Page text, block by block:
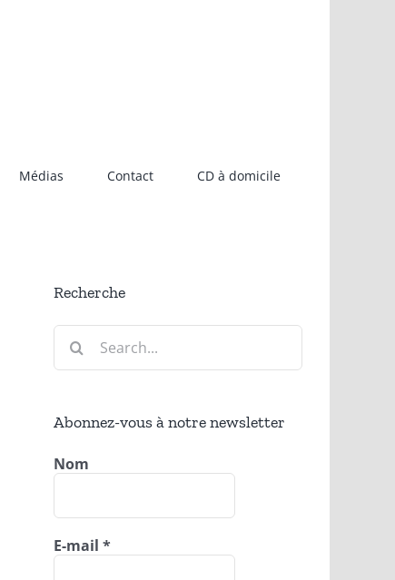
Médias Contact CD à domicile
Recherche
Search
Abonnez-vous à notre newsletter
Nom
E-mail*